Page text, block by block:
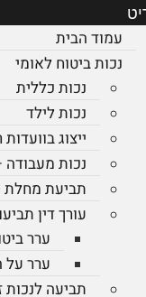
עמוד הבית
נכות ביטוח לאומי
נכות כללית
נכות לילד
ייצוג
נכות
תביעת מחלת
עורך דין
ערר
ערר על
תביעה לנכות